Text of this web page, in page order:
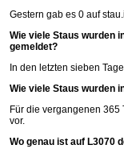
Gestern gab es 0 auf
Wie viele Staus wurden
gemeldet?
In den letzten sieben
Wie viele Staus wurden
Für die vergangenen
vor.
Wo genau ist auf L3070